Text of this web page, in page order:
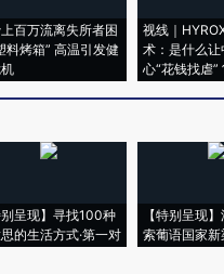
百万流离失所者困
料烤箱” 高温引发健
视线｜
术：是什么
心“花钱找虐”
别呈现】寻找100种
的生活方式·第一对
【特别呈现
索葡语国家新